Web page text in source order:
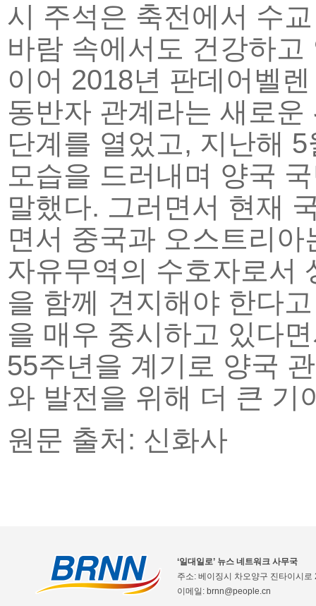
시 주석은 축전에서 수
바람 속에서도 건강하
이어 2018년 판데어벨
동반자 관계라는 새로
단계를 열었고, 지난해 5
모습을 드러내며 양국
말했다. 그러면서 현재
면서 중국과 오스트리
자유무역의 수호자로서
을 함께 견지해야 한다
을 매우 중시하고 있다
55주년을 계기로 양국
와 발전을 위해 더 큰 기
원문 출처: 신화사
‘일대일로’ 뉴스 네트워크 사무국
주소: 베이징시 차오양구 진타이시
이메일: brnn@people.cn